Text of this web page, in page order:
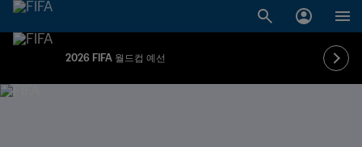
2026 FIFA 월드컵 예선